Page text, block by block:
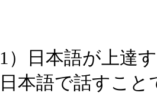
い日本語」は